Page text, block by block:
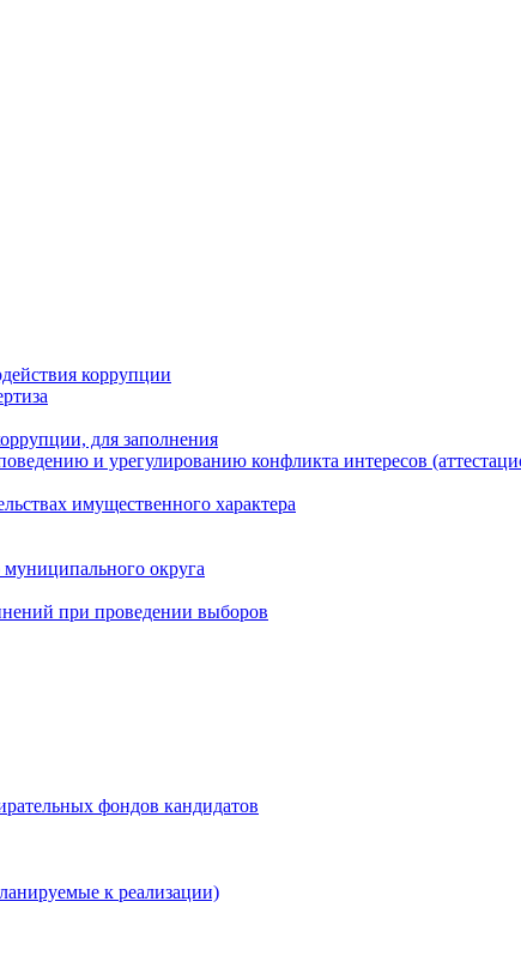
коррупции
для заполнения
и урегулированию конфликта интересов
имущественного характера
муниципального округа
при проведении выборов
фондов кандидатов
к реализации)